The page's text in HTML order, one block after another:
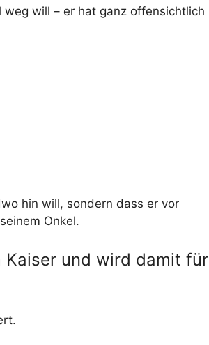
will – er hat ganz offensichtlich
hin will, sondern dass er vor
Onkel.
Kaiser und wird damit für